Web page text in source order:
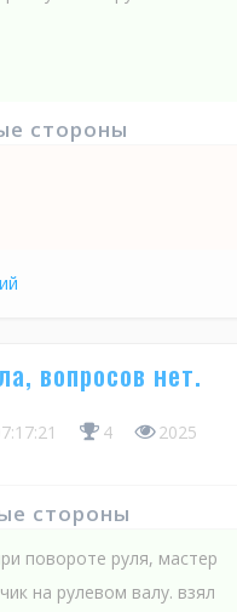
стороны
вопросов нет.
4 2025
стороны
повороте руля, мастер
на рулевом валу. взял